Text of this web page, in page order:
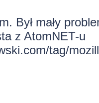
Był mały
z AtomNET-u
tag/